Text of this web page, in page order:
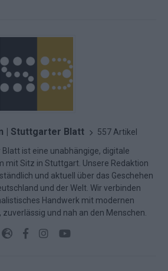
| Stuttgarter Blatt 557 Artikel
ist eine unabhängige, digitale
mit Sitz in Stuttgart. Unsere Redaktion
und aktuell über das Geschehen
und der Welt. Wir verbinden
Handwerk mit modernen
und nah an den Menschen.